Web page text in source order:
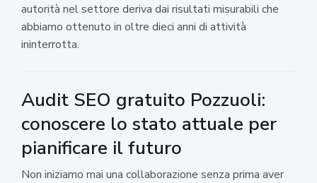
autorità nel settore deriva dai risultati misurabili che
abbiamo ottenuto in oltre dieci anni di attività
ininterrotta.
Audit SEO gratuito Pozzuoli:
conoscere lo stato attuale per
pianificare il futuro
Non iniziamo mai una collaborazione senza prima aver